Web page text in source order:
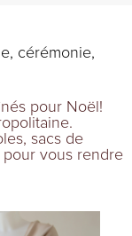
cérémonie,
pour Noël!
, sacs de
vous rendre